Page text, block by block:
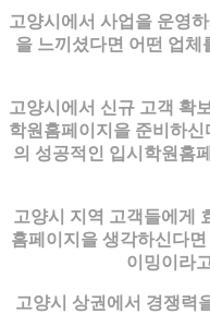
고양시에서 사업을 운영
을 느끼셨다면 어떤 업체
고양시에서 신규 고객 확
학원홈페이지을 준비하신
의 성공적인 입시학원홈
고양시 지역 고객들에게
홈페이지을 생각하신다
이밍이라
고양시 상권에서 경쟁력